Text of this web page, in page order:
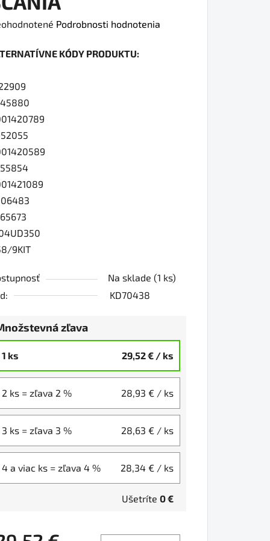
Podrobnosti hodnotenia
KÓDY PRODUKTU:
9KIT
Na sklade (1 ks)
KD70438
zľava
1 ks 29,52 € / ks
2 ks = zľava 2 % 28,93 € / ks
3 ks = zľava 3 % 28,63 € / ks
4 a viac ks = zľava 4 % 28,34 € / ks
Ušetríte 0 €